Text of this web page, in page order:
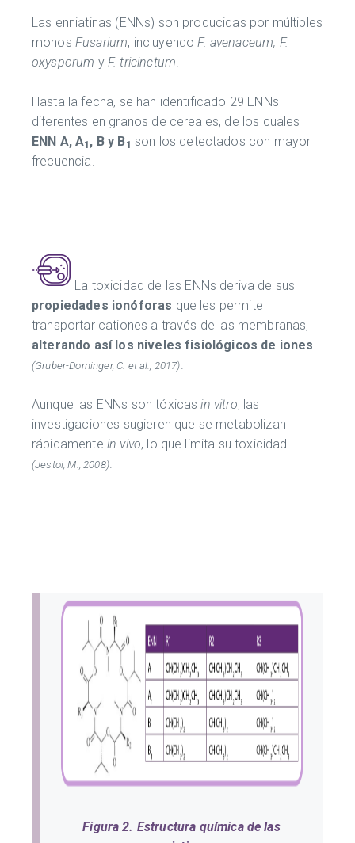
Las enniatinas (ENNs) son producidas por múltiples
mohos Fusarium, incluyendoF. avenaceum, F.
oxysporum y F. tricinctum
Hasta la fecha, se han identificado 29 ENNs
diferentes en granos de cereales, de los cuales
ENN A, A1, B y B1 son los detectados con mayor
frecuencia.
La toxicidad de las ENNs deriva de sus
propiedades ionóforas que les permite
transportar cationes a través de las membranas,
alterando así los niveles fisiológicos de iones
(Gruber-Dorninger, C. et al., 2017)
Aunque las ENNs son tóxicasin vitro, las
investigaciones sugieren que se metabolizan
rápidamente in vivo, lo que limita su toxicidad
(Jestoi, M., 2008).
Figura 2. Estructura química de las